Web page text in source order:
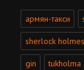
армян-такси
sherlock holmes
gin tukholma